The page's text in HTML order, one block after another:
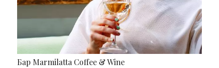
Бар Marmilatta Coffee & Wine